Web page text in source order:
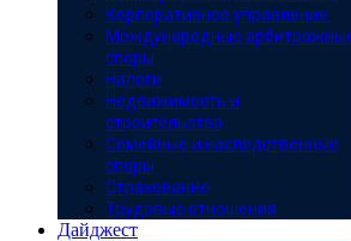
Корпоративное управление
Международные
споры
Налоги
Недвижимость и
строительство
Семейные и наследственные
споры
Страхование
Трудовые отношения
Дайджест